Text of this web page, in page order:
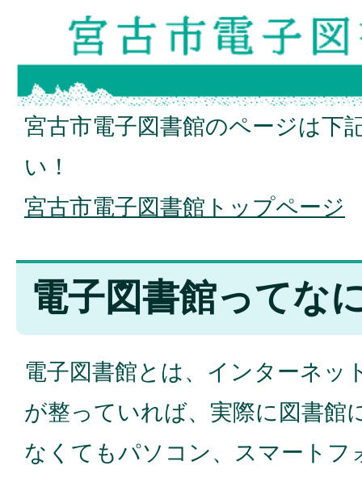
宮古市電子図書館のページは下
い！
宮古市電子図書館トップページ
電子図書館ってな
電子図書館とは、インターネッ
が整っていれば、実際に図書館
なくてもパソコン、スマートフ